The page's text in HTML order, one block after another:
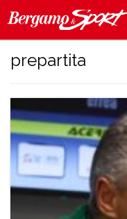
prepartita